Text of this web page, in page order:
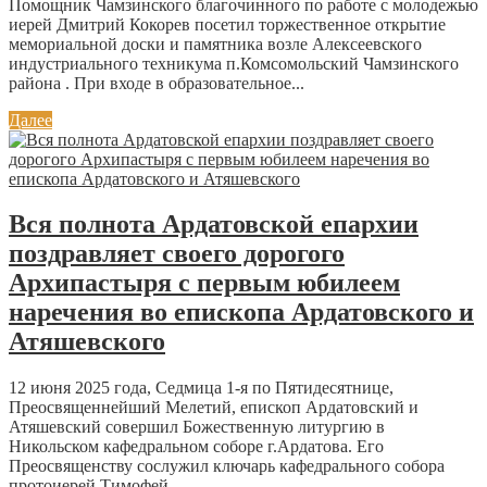
Помощник Чамзинского благочинного по работе с молодежью
иерей Дмитрий Кокорев посетил торжественное открытие
мемориальной доски и памятника возле Алексеевского
индустриального техникума п.Комсомольский Чамзинского
района . При входе в образовательное...
Далее
Вся полнота Ардатовской епархии
поздравляет своего дорогого
Архипастыря с первым юбилеем
наречения во епископа Ардатовского и
Атяшевского
12 июня 2025 года, Седмица 1-я по Пятидесятнице,
Преосвященнейший Мелетий, епископ Ардатовский и
Атяшевский совершил Божественную литургию в
Никольском кафедральном соборе г.Ардатова. Его
Преосвященству сослужил ключарь кафедрального собора